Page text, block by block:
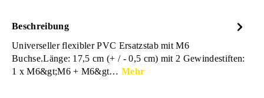
Beschreibung
Universeller flexibler PVC Ersatzstab mit M6
Buchse.Länge: 17,5 cm (+ / - 0,5 cm) mit 2 Gewindestiften:
1 x M6&gt;M6 + M6&gt…Mehr